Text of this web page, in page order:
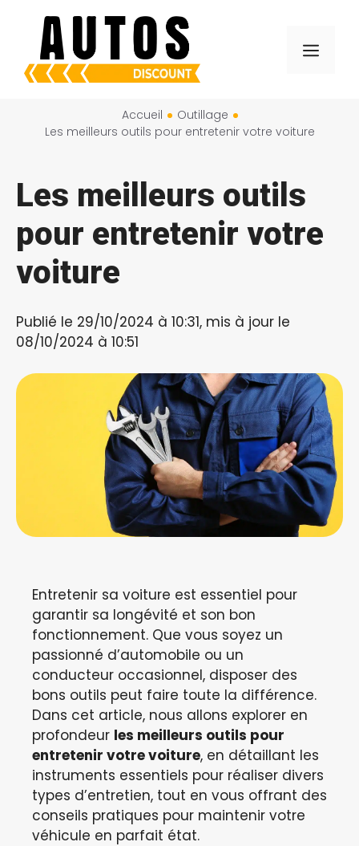
contenu
Menu
Accueil
Outillage
Les meilleurs outils pour entretenir votre voiture
Les meilleurs outils
pour entretenir votre
voiture
Publié le 29/10/2024 à 10:31, mis à jour le
08/10/2024 à 10:51
Entretenir sa voiture est essentiel pour
garantir sa longévité et son bon
fonctionnement. Que vous soyez un
passionné d’automobile ou un
conducteur occasionnel, disposer des
bons outils peut faire toute la différence.
Dans cet article, nous allons explorer en
profondeur les meilleurs outils pour
entretenir votre voiture, en détaillant les
instruments essentiels pour réaliser divers
types d’entretien, tout en vous offrant des
conseils pratiques pour maintenir votre
véhicule en parfait état.